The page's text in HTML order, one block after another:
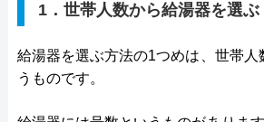
1．世帯人数から給湯器を選ぶ
給湯器を選ぶ方法の1つめは、世帯人
うものです。